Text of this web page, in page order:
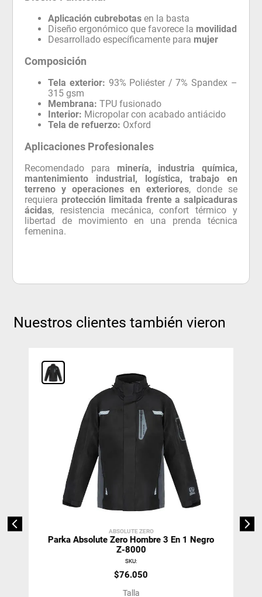
Aplicación cubrebotas en la basta
Diseño ergonómico que favorece la movilidad
Desarrollado específicamente para mujer
Composición
Tela exterior: 93% Poliéster / 7% Spandex –
315 gsm
Membrana: TPU fusionado
Interior: Micropolar con acabado antiácido
Tela de refuerzo: Oxford
Aplicaciones Profesionales
Recomendado para minería, industria química,
mantenimiento industrial, logística, trabajo en
terreno y operaciones en exteriores, donde se
requiera protección limitada frente a salpicaduras
ácidas, resistencia mecánica, confort térmico y
libertad de movimiento en una prenda técnica
femenina.
Nuestros clientes también vieron
ABSOLUTE ZERO
Parka Absolute Zero Hombre 3 En 1 Negro
Z-8000
SKU:
$76.050
Talla